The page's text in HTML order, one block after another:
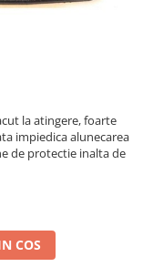
la atingere, foarte
impiedica alunecarea
de protectie inalta de
COS